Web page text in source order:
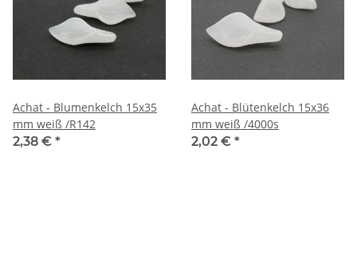
Achat - Blumenkelch 15x35
mm weiß /R142
2,38 € *
Achat - Blütenkelch 15x36
mm weiß /4000s
2,02 € *